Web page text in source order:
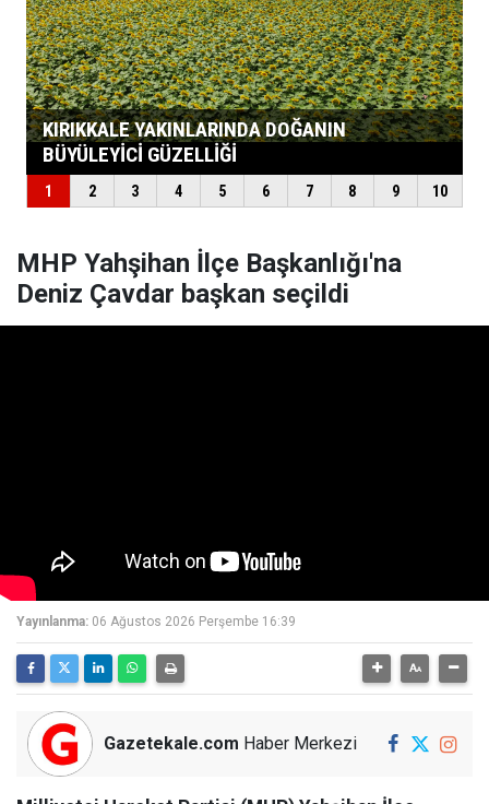
MHP Yahşihan İlçe Başkanlığı'na
Deniz Çavdar başkan seçildi
Yayınlanma: 06 Ağustos 2026 Perşembe 16:39
Gazetekale.com Haber Merkezi